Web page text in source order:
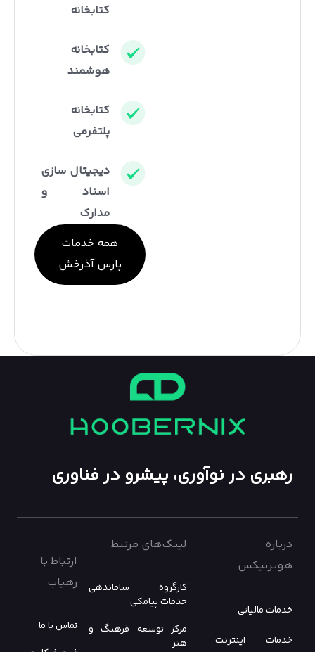
کتابخانه
کتابخانه
هوشمند
کتابخانه
پلتفرمی
دیجیتال سازی
اسناد و
مدارک
همه خدمات
پارس آذرخش
رهبری در نوآوری، پیشرو در فناوری
درباره
هوبرنیکس
خدمات مالیاتی
خدمات اینترنت
لینک‌های مرتبط
کارگروه ساماندهی
خدمات پیامکی
مرکز توسعه فرهنگ و
هنر
ارتباط با
رهیاب
تماس با ما